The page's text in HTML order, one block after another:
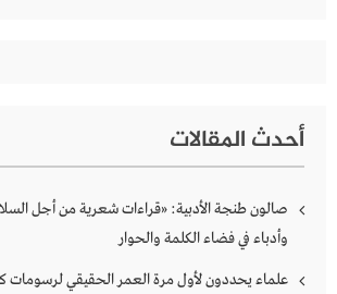
أحدث المقالات
صالون طنجة الأدبية: «قراءات شعرية من أجل
وأدباء في فضاء الكلمة والحوار
علماء يحددون لأول مرة العمر الحقيقي لرسومات